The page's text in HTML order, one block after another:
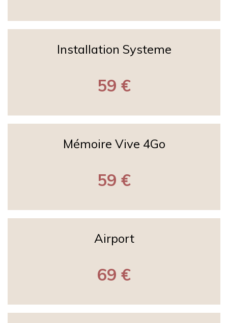
Installation Systeme
59 €
Mémoire Vive 4Go
59 €
Airport
69 €